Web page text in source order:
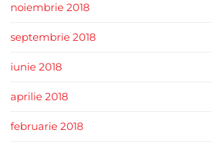
noiembrie 2018
septembrie 2018
iunie 2018
aprilie 2018
februarie 2018